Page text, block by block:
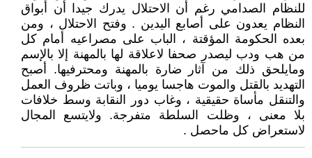
للنظام الصدامي رغم أن الاحتلال يدرك جيدا أن أبواق
النظام يعدون على أصابع اليدين . وفتح الاحتلال ، ومن
بعده الحكومة المؤقتة ، الباب على مصراعيه أمام كل
من هب ودب ليصدر صحفا لاعلاقة لها بالمهنة إلا بالإسم
ومايلحق ذلك من آثار ضارة بالمهنة ومحترفيها. أصبح
التهديد بالقتل والموت هاجسا يوميا ، وباتت ظروف العمل
والتنقل مأساة حقيقية ، وغاب دور النقابة وسط خلافات
بلا معنى ، وظلت السلطة متفرجة. ولايتسع المجال
لاستعراض كل ماحصل .